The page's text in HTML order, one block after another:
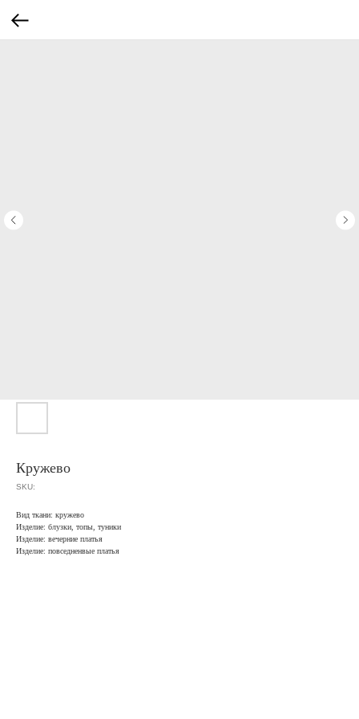
Кружево
SKU:
Вид ткани: кружево
Изделие: блузки, топы, туники
Изделие: вечерние платья
Изделие: повседненвые платья